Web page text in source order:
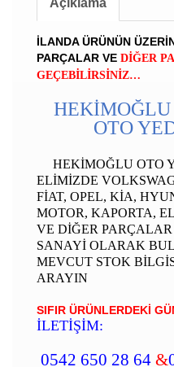
Açıklama
İLANDA ÜRÜNÜN
PARÇALAR VE DİĞER
GEÇEBİLİRSİNİZ…
OTO
HEKİMOĞLU OTO
ELİMİZDE
FİAT, OPEL, KİA,
MOTOR, KAPORTA,
VE DİĞER
SANAYİ OLARAK
MEVCUT STOK
ARAYIN
SIFIR ÜRÜNLERDEKİ
İLETİŞİM:
0542 650 28 64 &